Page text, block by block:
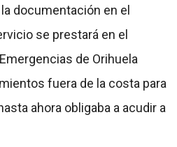
documentación en el
se prestará en el
de Orihuela
fuera de la costa para
ahora obligaba a acudir a